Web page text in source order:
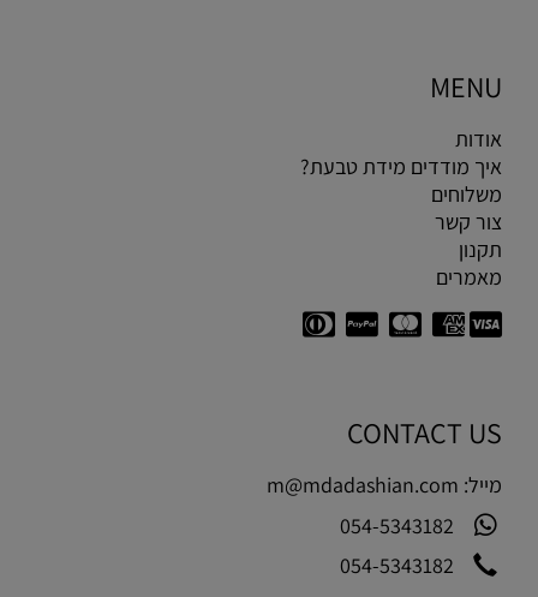
MENU
אודות
איך מודדים מידת טבעת?
משלוחים
צור קשר
תקנון
מאמרים
CONTACT US
מייל: m@mdadashian.com
054-5343182
054-5343182